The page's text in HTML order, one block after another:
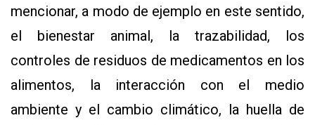
mencionar, a modo de ejemplo en este sentido,
el bienestar animal, la trazabilidad, los
controles de residuos de medicamentos en los
alimentos, la interacción con el medio
ambiente y el cambio climático, la huella de